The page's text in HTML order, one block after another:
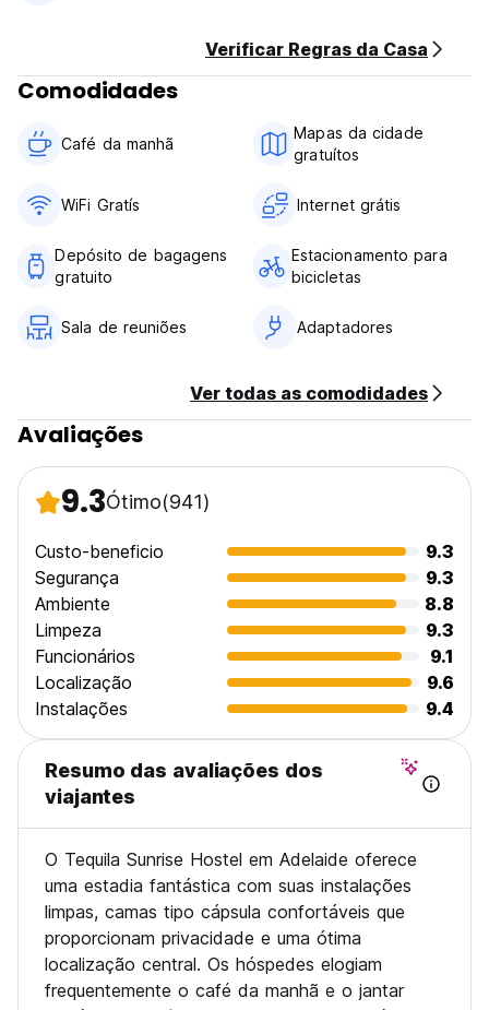
Verificar Regras da Casa
Comodidades
Café da manhã
Mapas da cidade
gratuítos
WiFi Gratís Internet grátis
Depósito de bagagens
gratuito
Estacionamento para
bicicletas
Sala de reuniões Adaptadores
Ver todas as comodidades
Avaliações
9.3Ótimo(941)
Custo-beneficio
9.3
Segurança
9.3
Ambiente
8.8
Limpeza
9.3
Funcionários
9.1
Localização
9.6
Instalações
9.4
Resumo das avaliações dos
viajantes
O Tequila Sunrise Hostel em Adelaide oferece
uma estadia fantástica com suas instalações
limpas, camas tipo cápsula confortáveis que
proporcionam privacidade e uma ótima
localização central. Os hóspedes elogiam
frequentemente o café da manhã e o jantar